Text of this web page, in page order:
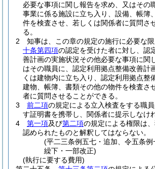
必要な事項に関し報告を求め、又はその
事業に係る施設に立ち入り、設備、帳簿
件を検査させ、若しくは関係者に質問さ
る。
2
知事は、この章の規定の施行に必要な限
十条第四項の認定を受けた者に対し、認
善計画の実施状況その他必要な事項に関
はその職員に、認定利用拠点整備改善計
くは建物内に立ち入り、認定利用拠点整
建物、帳簿、書類その他の物件を検査さ
者に質問させることができる。
3
前二項の規定による立入検査をする職
す証明書を携帯し、関係者に提示しなけ
4
第一項及び第二項の規定による権限は
認められたものと解釈してはならない。
(平二三条例五七・追加、令五条
繰下・一部改正)
(執行に要する費用)